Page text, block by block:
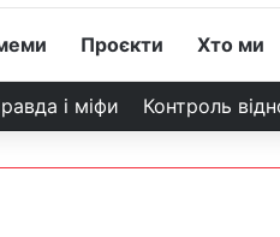
Проєкти Хто ми
і міфи Контроль